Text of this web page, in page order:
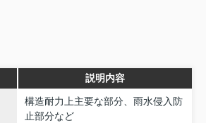
説明内容
構造耐力上主要な部分、雨水侵入防
止部分など